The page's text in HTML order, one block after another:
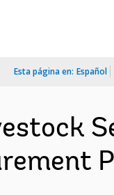
Esta página en: Español